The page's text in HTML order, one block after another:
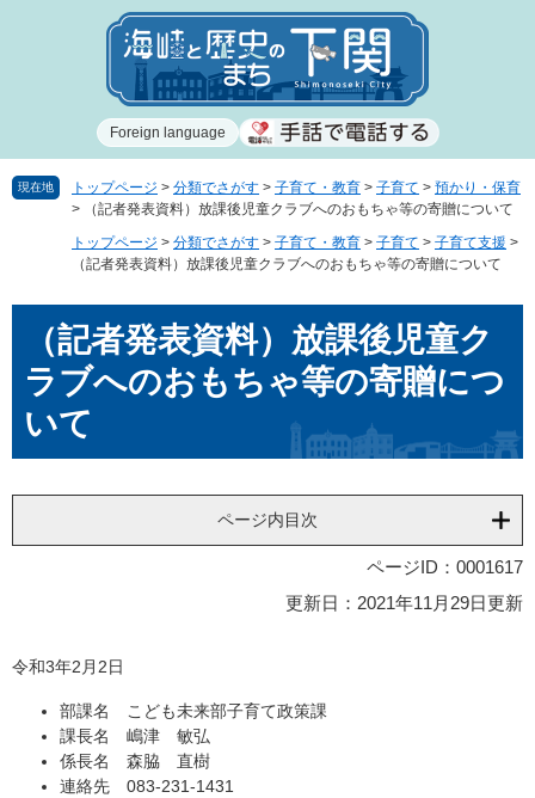
で
ば
Foreign language
現在地 トップページ > 分類でさがす > 子育て・教育 > 子育て > 預かり・保育
>
（記者発表資料）放課後児童クラブへのおもちゃ等の寄贈について
トップページ > 分類でさがす > 子育て・教育 > 子育て > 子育て支援 >
（記者発表資料）放課後児童クラブへのおもちゃ等の寄贈について
（記者発表資料）放課後児童ク
ラブへのおもちゃ等の寄贈につ
いて
ページ内目次
ページID：0001617
更新日：2021年11月29日更新
令和3年2月2日
部課名 こども未来部子育て政策課
課長名 嶋津 敏弘
係長名 森脇 直樹
連絡先 083-231-1431